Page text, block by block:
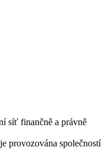
síť finančně a právně
provozována společností